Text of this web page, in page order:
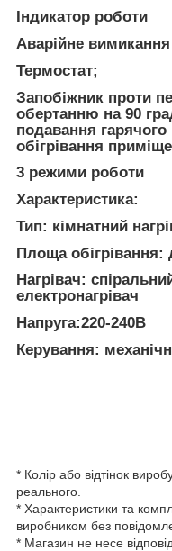
Індикатор роботи
Аварійне вимикання
Термостат;
Запобіжник проти
обертанню на 90
подавання гарячого
обігрівання
3 режими роботи
Характеристика:
Тип: кімнатний
Площа обігрівання:
Нагрівач:
електронагрівач
Напруга:220-240В
Керування:
* Колір або відтінок
реального.
* Характеристики та
виробником без
* Магазин не несе